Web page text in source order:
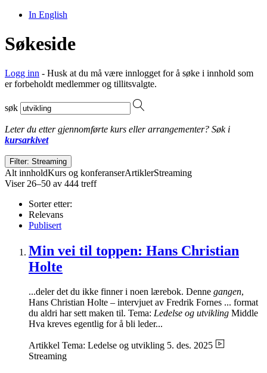
In English
Søkeside
Logg inn - Husk at du må være innlogget for å søke i innhold som
er forbeholdt medlemmer og tillitsvalgte.
søk
Leter du etter gjennomførte kurs eller arrangementer? Søk i
kursarkivet
Filter: Streaming
Alt innholdKurs og konferanserArtiklerStreaming
Viser 26–50 av 444 treff
Sorter etter:
Relevans
Publisert
Min vei til toppen: Hans Christian
Holte
...deler det du ikke finner i noen lærebok. Denne gangen,
Hans Christian Holte – intervjuet av Fredrik Fornes ... format
du aldri har sett maken til. Tema: Ledelse og utvikling Middle
Hva kreves egentlig for å bli leder...
Artikkel Tema: Ledelse og utvikling 5. des. 2025
Streaming